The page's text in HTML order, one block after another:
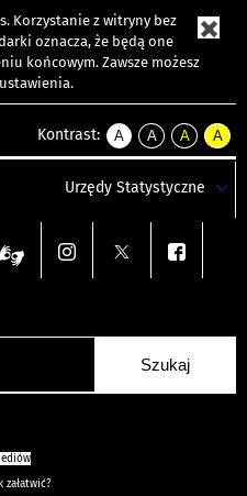
. Korzystanie z witryny bez
oznacza, że będą one
końcowym. Zawsze możesz
Kontrast:
A
kontrast
A
kontrast
tekst
czarnym
A
kontrast
tekst
czarnym
A
tekst
żółtym
Urzędy Statystyczne
załatwić?